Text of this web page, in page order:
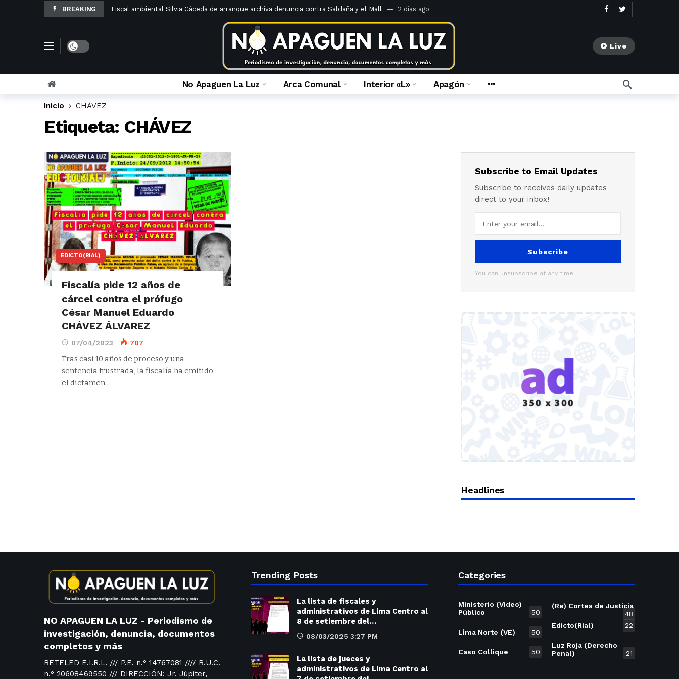
BREAKING Fiscal ambiental Silvia Cáceda de arranque archiva denuncia contra Saldaña y el Mall 2 días ago
El Código de Procedimientos en Materia Criminal de 1920 comentado por Juan José Calle 6 días ago
La denuncia penal por otorgamiento ilegal de derechos en el Caso Mall Plaza Comas 2 semanas ago
Rosario Velazco archiva queja contra fiscal que la investiga
El Poder Judicial de Lima abre Los Portales del inframundo 2 meses ago
La Sexta Sala Penal limpia a Caruajulca Quispe: crónica de una absolución anunciada 2 meses ago
María Caruajulca Quispe renunció a la prescripción: ¿Por honor o por horror?
La lista de administrativos y fiscales del Ministerio Público de Lima Norte al 14 de febrero del 2023 3 meses ago
Live
No Apaguen La Luz Arca Comunal Interior «L» Apagón
Inicio CHÁVEZ
Etiqueta: CHÁVEZ
EDICTO(RIAL)
Fiscalía pide 12 años de
cárcel contra el prófugo
César Manuel Eduardo
CHÁVEZ ÁLVAREZ
07/04/2023 707
Tras casi 10 años de proceso y una
sentencia frustrada, la fiscalía ha emitido
el dictamen…
Subscribe to Email Updates
Subscribe to receives daily updates
direct to your inbox!
Subscribe
You can unsubscribe at any time
Headlines
NO APAGUEN LA LUZ - Periodismo de
investigación, denuncia, documentos
completos y más
RETELED E.I.R.L. /// P.E. n.° 14767081 //// R.U.C.
n.° 20608469550 /// DIRECCIÓN: Jr. Júpiter,
Trending Posts
La lista de fiscales y
administrativos de Lima Centro al
8 de setiembre del…
08/03/2025 3:27 PM
La lista de jueces y
administrativos de Lima Centro al
Categories
Ministerio (Video)
Público
50
Lima Norte (VE) 50
Caso Collique 50
(Re) Cortes de Justicia
48
Edicto(Rial)
22
Luz Roja (Derecho
Penal)
21